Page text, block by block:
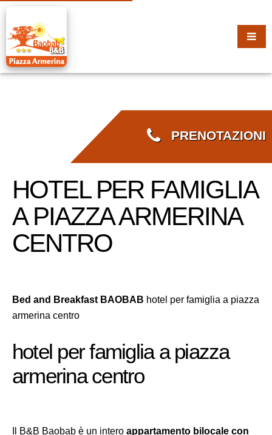
PRENOTAZIONI
HOTEL PER FAMIGLIA
A PIAZZA ARMERINA
CENTRO
Bed and Breakfast BAOBAB hotel per famiglia a piazza
armerina centro
hotel per famiglia a piazza
armerina centro
Il B&B Baobab è un intero appartamento bilocale con